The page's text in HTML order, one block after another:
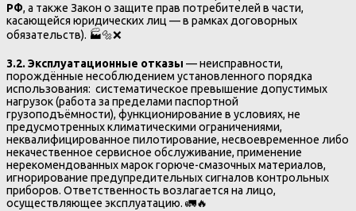
РФ, а также Закон о защите прав потребителей в части,
касающейся юридических лиц — в рамках договорных
обязательств). 🏭🔩❌
3.2. Эксплуатационные отказы — неисправности,
порождённые несоблюдением установленного порядка
использования: систематическое превышение допустимых
нагрузок (работа за пределами паспортной
грузоподъёмности), функционирование в условиях, не
предусмотренных климатическими ограничениями,
неквалифицированное пилотирование, несвоевременное либо
некачественное сервисное обслуживание, применение
нерекомендованных марок горюче-смазочных материалов,
игнорирование предупредительных сигналов контрольных
приборов. Ответственность возлагается на лицо,
осуществляющее эксплуатацию. 🚛🔥